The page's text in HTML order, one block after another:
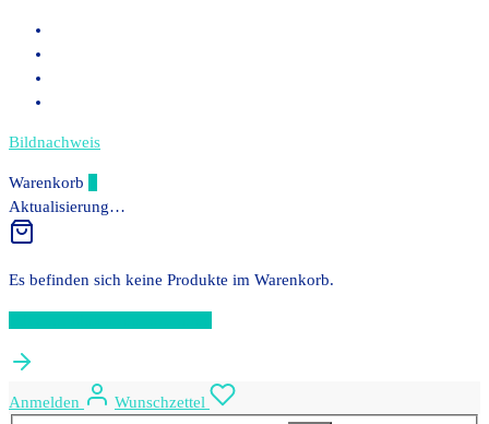
Bildnachweis
Warenkorb
Aktualisierung…
Es befinden sich keine Produkte im Warenkorb.
Anmelden
Wunschzettel